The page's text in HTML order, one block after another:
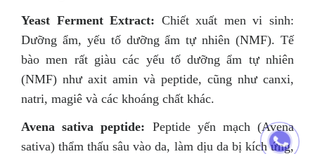
Yeast Ferment Extract: Chiết xuất men vi sinh:
Dưỡng ẩm, yếu tố dưỡng ẩm tự nhiên (NMF). Tế
bào men rất giàu các yếu tố dưỡng ẩm tự nhiên
(NMF) như axit amin và peptide, cũng như canxi,
natri, magiê và các khoáng chất khác.
Avena sativa peptide: Peptide yến mạch (Avena
sativa) thẩm thấu sâu vào da, làm dịu da bị kích ứng,